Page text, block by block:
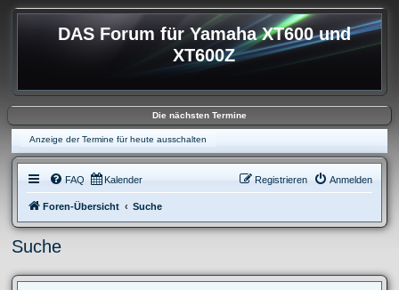
DAS Forum für Yamaha XT600 und
XT600Z
Die nächsten Termine
Anzeige der Termine für heute ausschalten
FAQ Kalender Anmelden
Registrieren
Foren-Übersicht Suche
Suche